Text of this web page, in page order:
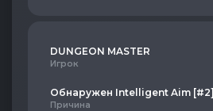
DUNGEON MASTER
Игрок
Обнаружен Intelligent Aim [#2]
Причина